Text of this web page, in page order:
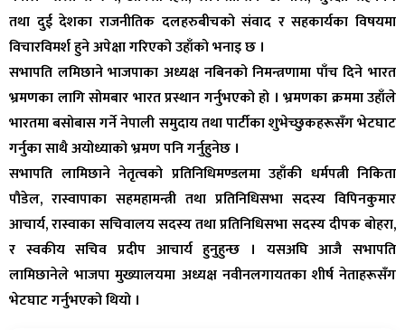
तथा दुई देशका राजनीतिक दलहरुबीचको संवाद र सहकार्यका विषयमा
विचारविमर्श हुने अपेक्षा गरिएको उहाँको भनाइ छ ।
सभापति लमिछाने भाजपाका अध्यक्ष नबिनको निमन्त्रणामा पाँच दिने भारत
भ्रमणका लागि सोमबार भारत प्रस्थान गर्नुभएको हो । भ्रमणका क्रममा उहाँले
भारतमा बसोबास गर्ने नेपाली समुदाय तथा पार्टीका शुभेच्छुकहरूसँग भेटघाट
गर्नुका साथै अयोध्याको भ्रमण पनि गर्नुहुनेछ ।
सभापति लामिछाने नेतृत्वको प्रतिनिधिमण्डलमा उहाँकी धर्मपत्नी निकिता
पौडेल, रास्वापाका सहमहामन्त्री तथा प्रतिनिधिसभा सदस्य विपिनकुमार
आचार्य, रास्वाका सचिवालय सदस्य तथा प्रतिनिधिसभा सदस्य दीपक बोहरा,
र स्वकीय सचिव प्रदीप आचार्य हुनुहुन्छ । यसअघि आजै सभापति
लामिछानेले भाजपा मुख्यालयमा अध्यक्ष नवीनलगायतका शीर्ष नेताहरूसँग
भेटघाट गर्नुभएको थियो ।